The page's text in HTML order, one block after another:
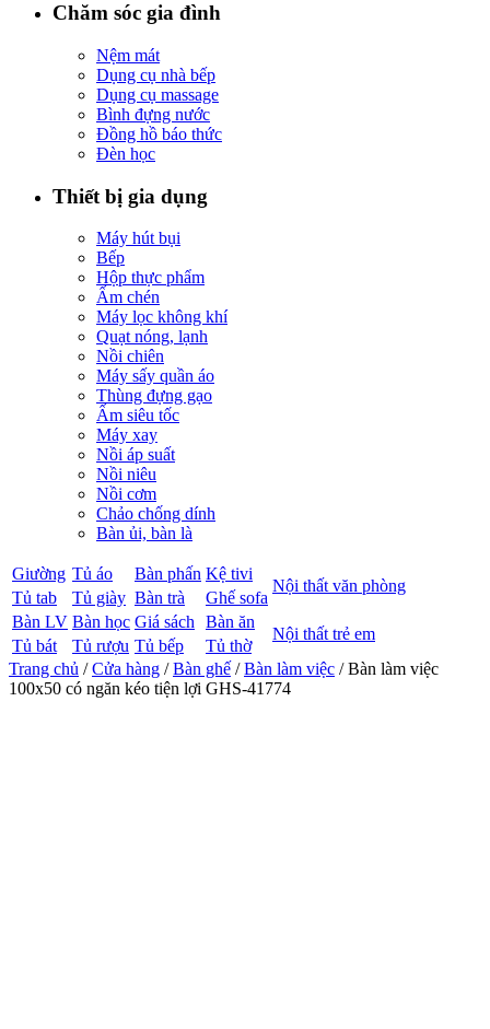
Chăm sóc gia đình
Nệm mát
Dụng cụ nhà bếp
Dụng cụ massage
Bình đựng nước
Đồng hồ báo thức
Đèn học
Thiết bị gia dụng
Máy hút bụi
Bếp
Hộp thực phẩm
Ấm chén
Máy lọc không khí
Quạt nóng, lạnh
Nồi chiên
Máy sấy quần áo
Thùng đựng gạo
Ấm siêu tốc
Máy xay
Nồi áp suất
Nồi niêu
Nồi cơm
Chảo chống dính
Bàn ủi, bàn là
Giường Tủ áo Bàn phấn Kệ tivi
Nội thất văn phòng
Tủ tab Tủ giày Bàn trà
Ghế sofa
Bàn LV Bàn học Giá sách Bàn ăn
Nội thất trẻ em
Tủ bát Tủ rượu Tủ bếp
Tủ thờ
Trang chủ /Cửa hàng /Bàn ghế /Bàn làm việc / Bàn làm việc
100x50 có ngăn kéo tiện lợi GHS-41774